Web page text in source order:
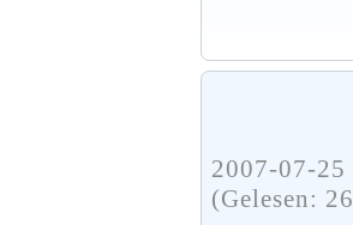
2007-07-
(Gelesen: